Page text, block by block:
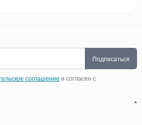
Подписаться
соглашение и согласен с